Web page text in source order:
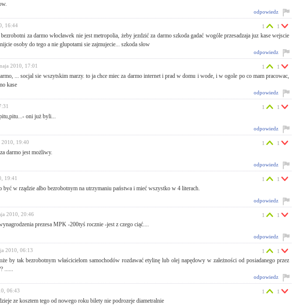
odpowiedz
16:44
za darmo włocławek nie jest metropolia, żeby jezdzić za darmo szkoda gadać wogóle przesadzaja juz kase wejscie
osoby do tego a nie glupotami sie zajmujecie... szkoda słow
1 1
odpowiedz
2010, 17:01
... socjal sie wszytskim marzy. to ja chce miec za darmo internet i prad w domu i wode, i w ogole po co mam pracowac,
kase
1 1
odpowiedz
oni już byli...
1 1
odpowiedz
2010, 19:40
darmo jest możliwy.
1 1
odpowiedz
19:41
być w rządzie albo bezrobotnym na utrzymaniu państwa i mieć wszystko w 4 literach.
1 1
odpowiedz
2010, 20:46
prezesa MPK -200tyś rocznie -jest z czego ciąć....
1 1
odpowiedz
2010, 06:13
by tak bezrobotnym właścicielom samochodów rozdawać etylinę lub olej napędowy w zależności od posiadanego przez
......
1 1
odpowiedz
06:43
ze kosztem tego od nowego roku bilety nie podrozeje diametralnie
1 1